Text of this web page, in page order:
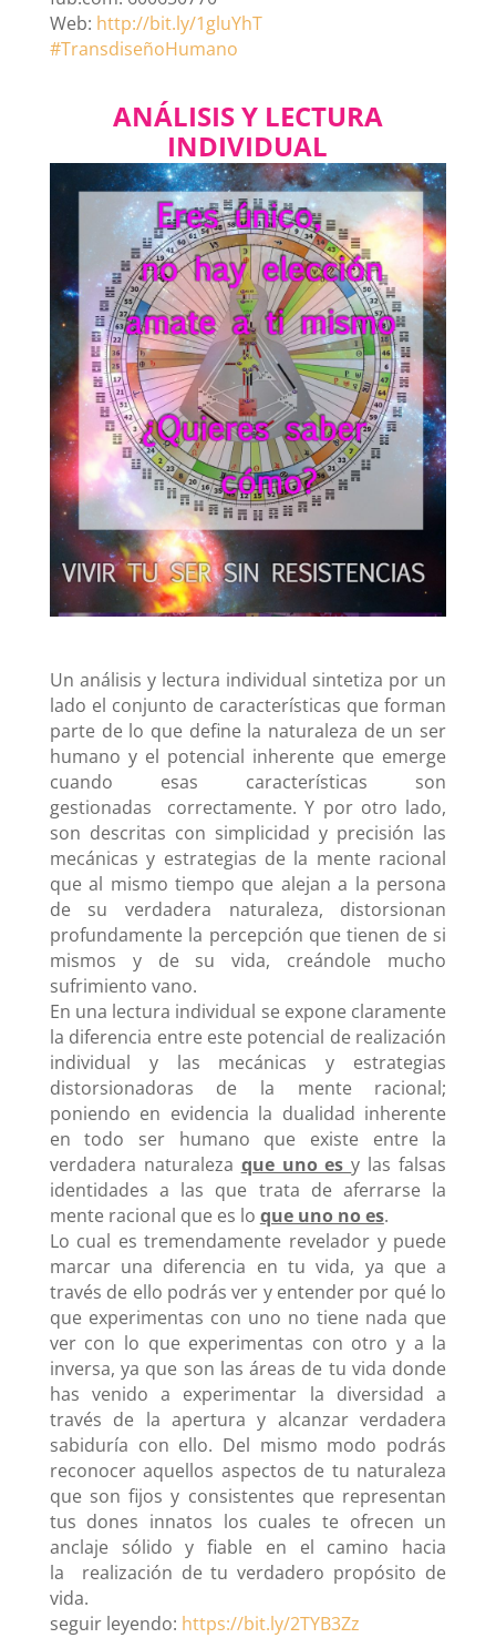
Web: http://bit.ly/1gluYhT
#TransdiseñoHumano
ANÁLISIS Y LECTURA
INDIVIDUAL
Un análisis y lectura individual sintetiza por un
lado el conjunto de características que forman
parte de lo que define la naturaleza de un ser
humano y el potencial inherente que emerge
cuando esas características son
gestionadas correctamente. Y por otro lado,
son descritas con simplicidad y precisión las
mecánicas y estrategias de la mente racional
que al mismo tiempo que alejan a la persona
de su verdadera naturaleza, distorsionan
profundamente la percepción que tienen de si
mismos y de su vida, creándole mucho
sufrimiento vano.
En una lectura individual se expone claramente
la diferencia entre este potencial de realización
individual y las mecánicas y estrategias
distorsionadoras de la mente racional;
poniendo en evidencia la dualidad inherente
en todo ser humano que existe entre la
verdadera naturaleza que uno esy las falsas
identidades a las que trata de aferrarse la
mente racional que es lo que uno no es.
Lo cual es tremendamente revelador y puede
marcar una diferencia en tu vida, ya que a
través de ello podrás ver y entender por qué lo
que experimentas con uno no tiene nada que
ver con lo que experimentas con otro y a la
inversa, ya que son las áreas de tu vida donde
has venido a experimentar la diversidad a
través de la apertura y alcanzar verdadera
sabiduría con ello. Del mismo modo podrás
reconocer aquellos aspectos de tu naturaleza
que son fijos y consistentes que representan
tus dones innatos los cuales te ofrecen un
anclaje sólido y fiable en el camino hacia
la realización de tu verdadero propósito de
vida.
seguir leyendo: https://bit.ly/2TYB3Zz